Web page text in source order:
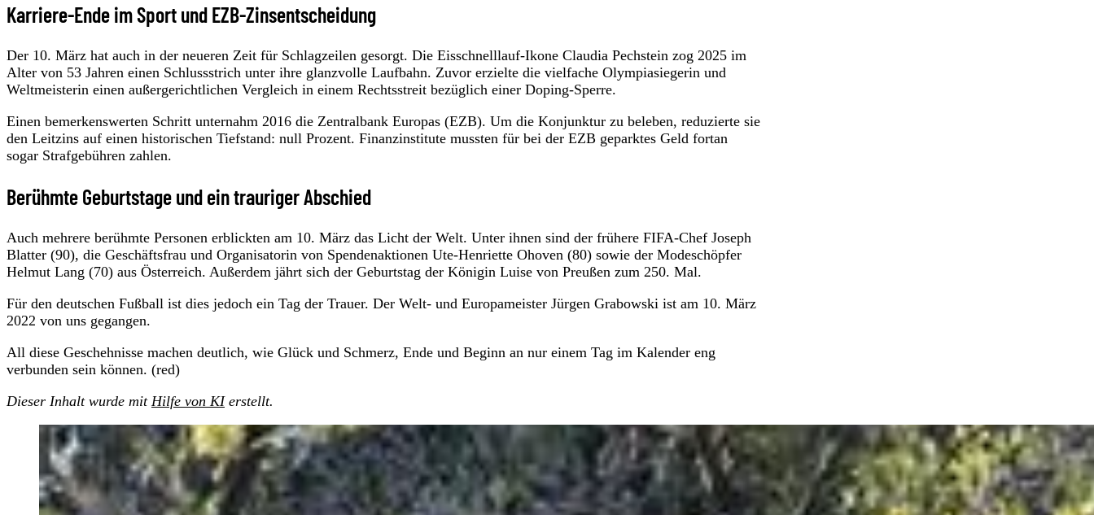
Karriere-Ende im Sport und EZB-Zinsentscheidung
Der 10. März hat auch in der neueren Zeit für Schlagzeilen gesorgt. Die Eisschnelllauf-Ikone Claudia Pechstein zog 2025 im
Alter von 53 Jahren einen Schlussstrich unter ihre glanzvolle Laufbahn. Zuvor erzielte die vielfache Olympiasiegerin und
Weltmeisterin einen außergerichtlichen Vergleich in einem Rechtsstreit bezüglich einer Doping-Sperre.
Einen bemerkenswerten Schritt unternahm 2016 die Zentralbank Europas (EZB). Um die Konjunktur zu beleben, reduzierte sie
den Leitzins auf einen historischen Tiefstand: null Prozent. Finanzinstitute mussten für bei der EZB geparktes Geld fortan
sogar Strafgebühren zahlen.
Berühmte Geburtstage und ein trauriger Abschied
Auch mehrere berühmte Personen erblickten am 10. März das Licht der Welt. Unter ihnen sind der frühere FIFA-Chef Joseph
Blatter (90), die Geschäftsfrau und Organisatorin von Spendenaktionen Ute-Henriette Ohoven (80) sowie der Modeschöpfer
Helmut Lang (70) aus Österreich. Außerdem jährt sich der Geburtstag der Königin Luise von Preußen zum 250. Mal.
Für den deutschen Fußball ist dies jedoch ein Tag der Trauer. Der Welt- und Europameister Jürgen Grabowski ist am 10. März
2022 von uns gegangen.
All diese Geschehnisse machen deutlich, wie Glück und Schmerz, Ende und Beginn an nur einem Tag im Kalender eng
verbunden sein können. (red)
Dieser Inhalt wurde mit Hilfe von KIerstellt.